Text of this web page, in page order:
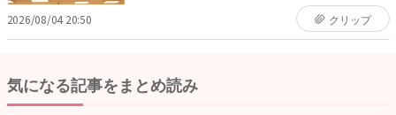
2026/08/04 20:50 クリップ
気になる記事をまとめ読み